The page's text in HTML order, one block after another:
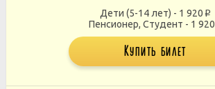
Дети (5-14 лет) - 1 920 p
Пенсионер, Студент - 1 920
Купить билет